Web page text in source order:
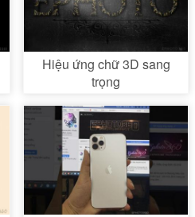
Hiệu ứng chữ 3D sang
trọng